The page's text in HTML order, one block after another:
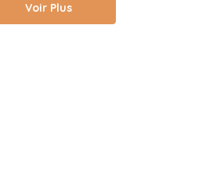
Voir Plus